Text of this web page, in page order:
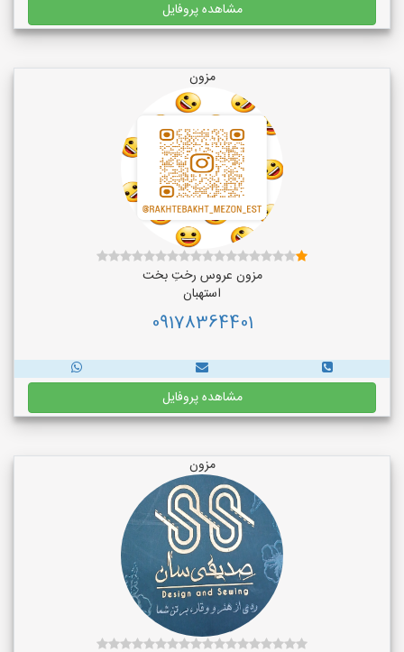
مشاهده پروفایل
مزون
مزون عروس رختِ بخت
استهبان
09178364401
مشاهده پروفایل
مزون